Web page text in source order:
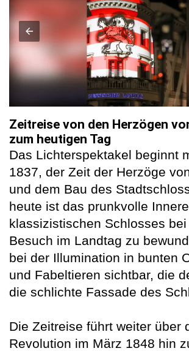
Zeitreise von den Herzögen
zum heutigen Tag
Das Lichterspektakel beginnt
1837, der Zeit der Herzöge
und dem Bau des
heute ist das prunkvolle
klassizistischen Schlosses
Besuch im Landtag zu
bei der Illumination in bunten
und Fabeltieren sichtbar, die
die schlichte Fassade des
Die Zeitreise führt weiter über
Revolution im März 1848 hin